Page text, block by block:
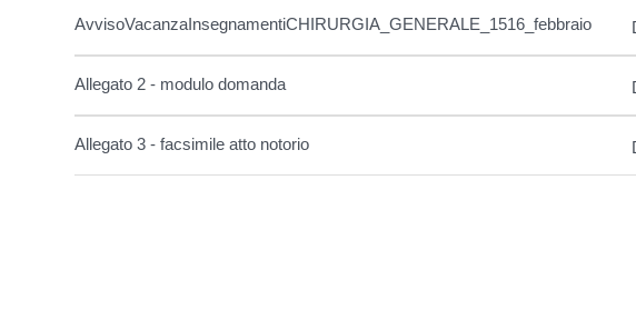
AvvisoVacanzaInsegnamentiCHIRURGIA_GENERALE_1516_febbraio
Allegato 2 - modulo domanda
Allegato 3 - facsimile atto notorio